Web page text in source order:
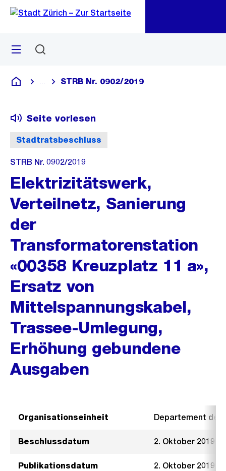
Navigation
Sprunglink
Menü
Deutsch
Blende alle Breadcrumbs ein
STRB Nr. 0902/2019
Stadtratsbeschluss
Seite vorlesen
STRB Nr. 0902/2019
Elektrizitätswerk,
Verteilnetz, Sanierung
der
Transformatorenstation
«00358 Kreuzplatz 11 a»,
Ersatz von
Mittelspannungskabel,
Trassee-Umlegung,
Erhöhung gebundene
Ausgaben
Organisationseinheit Departement der
Beschlussdatum 2. Oktober 2019
Publikationsdatum 2. Oktober 2019